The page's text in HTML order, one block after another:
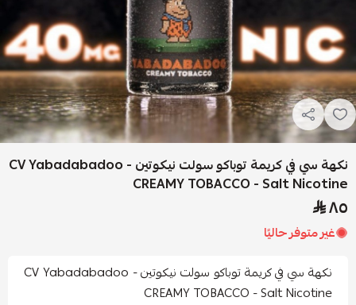
نكهة سي في كريمة توباكو سولت نيكوتين - CV Yabadabadoo
CREAMY TOBACCO - Salt
متوفر حاليًا
نكهة سي في كريمة توباكو سولت نيكوتين - CV Yabadabadoo
CREAMY TOBACCO - Salt